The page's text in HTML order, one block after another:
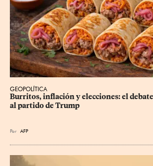
GEOPOLÍTICA
Burritos, inflación y elecciones: el
al partido de Trump
Por AFP